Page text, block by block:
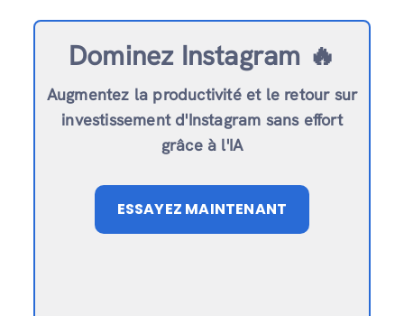
Dominez Instagram 🔥
Augmentez la productivité et le retour sur
investissement d'Instagram sans effort
grâce à l'IA
ESSAYEZ MAINTENANT